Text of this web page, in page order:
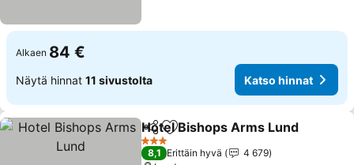
Alkaen 84 €
Näytä hinnat 11 sivustolta Katso hinnat
Jaa Lisää suosikkeihin
Hotel Bishops Arms Lund
3 Tähtiluokitus
8,1 Erittäin hyvä
4 679